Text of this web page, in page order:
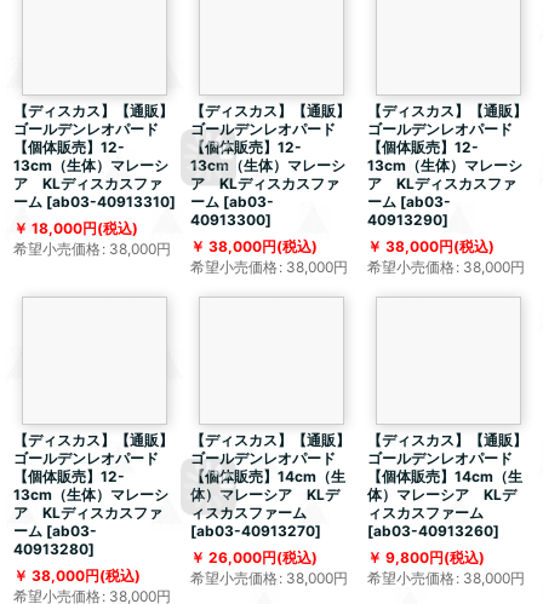
【ディスカス】【通販】
ゴールデンレオパード
【個体販売】12-
13cm（生体）マレーシ
ア KLディスカスファ
ーム [ab03-40913310]
18,000円(税込)
希望小売価格: 38,000円
【ディスカス】【通販】
ゴールデンレオパード
【個体販売】12-
13cm（生体）マレーシ
ア KLディスカスファ
ーム [ab03-
40913300]
38,000円(税込)
希望小売価格: 38,000円
【ディスカス】【通販】
ゴールデンレオパード
【個体販売】12-
13cm（生体）マレーシ
ア KLディスカスファ
ーム [ab03-
40913290]
38,000円(税込)
希望小売価格: 38,000円
【ディスカス】【通販】
ゴールデンレオパード
【個体販売】12-
13cm（生体）マレーシ
ア KLディスカスファ
ーム [ab03-
40913280]
38,000円(税込)
希望小売価格: 38,000円
【ディスカス】【通販】
ゴールデンレオパード
【個体販売】14cm（生
体）マレーシア KLデ
ィスカスファーム
[ab03-40913270]
26,000円(税込)
希望小売価格: 38,000円
【ディスカス】【通販】
ゴールデンレオパード
【個体販売】14cm（生
体）マレーシア KLデ
ィスカスファーム
[ab03-40913260]
9,800円(税込)
希望小売価格: 38,000円